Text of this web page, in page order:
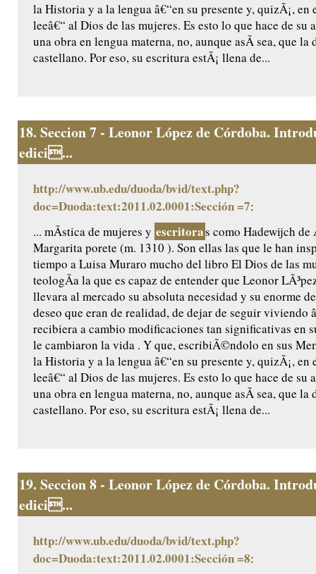
la Historia y a la lengua â€“en su presente y, quizÃ¡, en
leeâ€“ al Dios de las mujeres. Es esto lo que hace de su
una obra en lengua materna, no, aunque asÃ­ sea, que la
castellano. Por eso, su escritura estÃ¡ llena de...
18. Seccion 7 - Leonor López de Córdoba.
edici...
http://www.ub.edu/duoda/bvid/text.php?
doc=Duoda:text:2011.02.0001:Sección =7:
... mÃ­stica de mujeres y escritoras como Hadewijch de
Margarita porete (m. 1310 ). Son ellas las que le han
tiempo a Luisa Muraro mucho del libro El Dios de las
teologÃ­a la que es capaz de entender que Leonor
llevara al mercado su absoluta necesidad y su enorme
deseo que eran de realidad, de dejar de seguir viviendo
recibiera a cambio modificaciones tan significativas en
le cambiaron la vida . Y que, escribiÃ©ndolo en sus
la Historia y a la lengua â€“en su presente y, quizÃ¡, en
leeâ€“ al Dios de las mujeres. Es esto lo que hace de su
una obra en lengua materna, no, aunque asÃ­ sea, que la
castellano. Por eso, su escritura estÃ¡ llena de...
19. Seccion 8 - Leonor López de Córdoba.
edici...
http://www.ub.edu/duoda/bvid/text.php?
doc=Duoda:text:2011.02.0001:Sección =8: